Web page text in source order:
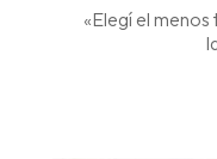
«Elegí el